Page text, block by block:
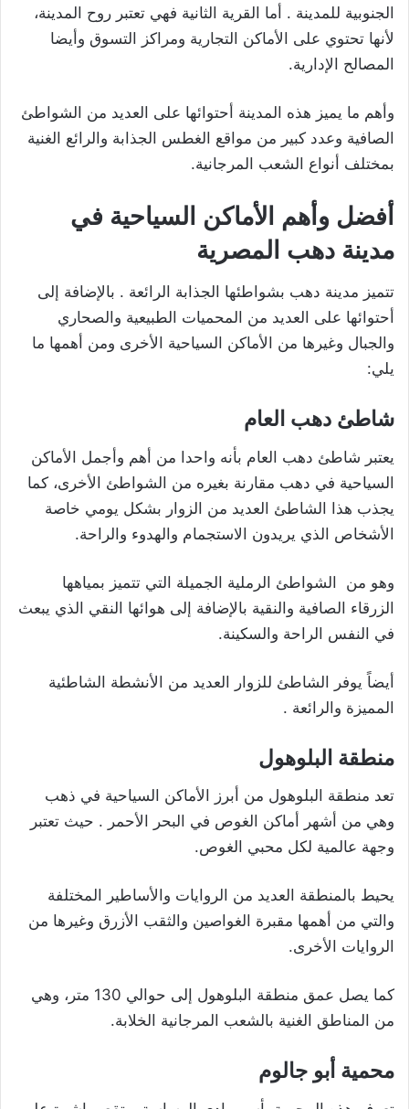
الجنوبية للمدينة . أما القرية الثانية فهي تعتبر روح المدينة،
لأنها تحتوي على الأماكن التجارية ومراكز التسوق وأيضا
المصالح الإدارية.
وأهم ما يميز هذه المدينة أحتوائها على العديد من الشواطئ
الصافية وعدد كبير من مواقع الغطس الجذابة والرائع الغنية
بمختلف أنواع الشعب المرجانية.
أفضل وأهم الأماكن السياحية في
مدينة دهب المصرية
تتميز مدينة دهب بشواطئها الجذابة الرائعة . بالإضافة إلى
أحتوائها على العديد من المحميات الطبيعية والصحاري
والجبال وغيرها من الأماكن السياحية الأخرى ومن أهمها ما
يلي:
شاطئ دهب العام
يعتبر شاطئ دهب العام بأنه واحدا من أهم وأجمل الأماكن
السياحية في دهب مقارنة بغيره من الشواطئ الأخرى، كما
يجذب هذا الشاطئ العديد من الزوار بشكل يومي خاصة
الأشخاص الذي يريدون الاستجمام والهدوء والراحة.
وهو من الشواطئ الرملية الجميلة التي تتميز بمياهها
الزرقاء الصافية والنقية بالإضافة إلى هوائها النقي الذي يبعث
في النفس الراحة والسكينة.
أيضاً يوفر الشاطئ للزوار العديد من الأنشطة الشاطئية
المميزة والرائعة .
منطقة البلوهول
تعد منطقة البلوهول من أبرز الأماكن السياحية في ذهب
وهي من أشهر أماكن الغوص في البحر الأحمر . حيث تعتبر
وجهة عالمية لكل محبي الغوص.
يحيط بالمنطقة العديد من الروايات والأساطير المختلفة
والتي من أهمها مقبرة الغواصين والثقب الأزرق وغيرها من
الروايات الأخرى.
كما يصل عمق منطقة البلوهول إلى حوالي 130 متر، وهي
من المناطق الغنية بالشعب المرجانية الخلابة.
محمية أبو جالوم